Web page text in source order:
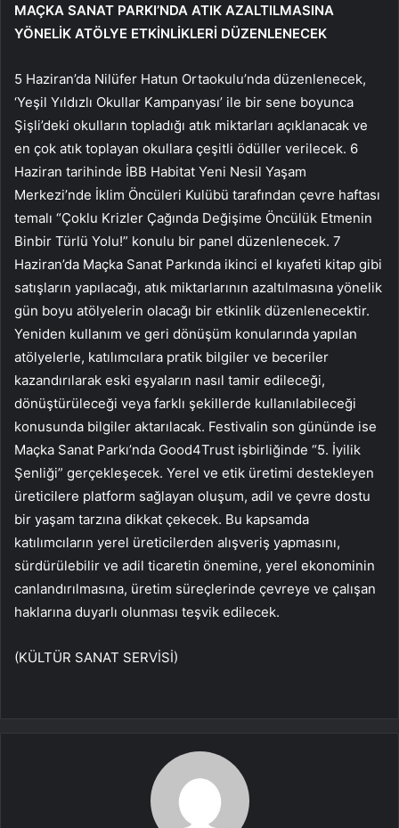
MAÇKA SANAT PARKI’NDA ATIK AZALTILMASINA
YÖNELİK ATÖLYE ETKİNLİKLERİ DÜZENLENECEK
5 Haziran’da Nilüfer Hatun Ortaokulu’nda düzenlenecek,
‘Yeşil Yıldızlı Okullar Kampanyası’ ile bir sene boyunca
Şişli’deki okulların topladığı atık miktarları açıklanacak ve
en çok atık toplayan okullara çeşitli ödüller verilecek. 6
Haziran tarihinde İBB Habitat Yeni Nesil Yaşam
Merkezi’nde İklim Öncüleri Kulübü tarafından çevre haftası
temalı “Çoklu Krizler Çağında Değişime Öncülük Etmenin
Binbir Türlü Yolu!” konulu bir panel düzenlenecek. 7
Haziran’da Maçka Sanat Parkında ikinci el kıyafeti kitap gibi
satışların yapılacağı, atık miktarlarının azaltılmasına yönelik
gün boyu atölyelerin olacağı bir etkinlik düzenlenecektir.
Yeniden kullanım ve geri dönüşüm konularında yapılan
atölyelerle, katılımcılara pratik bilgiler ve beceriler
kazandırılarak eski eşyaların nasıl tamir edileceği,
dönüştürüleceği veya farklı şekillerde kullanılabileceği
konusunda bilgiler aktarılacak. Festivalin son gününde ise
Maçka Sanat Parkı’nda Good4Trust işbirliğinde “5. İyilik
Şenliği” gerçekleşecek. Yerel ve etik üretimi destekleyen
üreticilere platform sağlayan oluşum, adil ve çevre dostu
bir yaşam tarzına dikkat çekecek. Bu kapsamda
katılımcıların yerel üreticilerden alışveriş yapmasını,
sürdürülebilir ve adil ticaretin önemine, yerel ekonominin
canlandırılmasına, üretim süreçlerinde çevreye ve çalışan
haklarına duyarlı olunması teşvik edilecek.
(KÜLTÜR SANAT SERVİSİ)